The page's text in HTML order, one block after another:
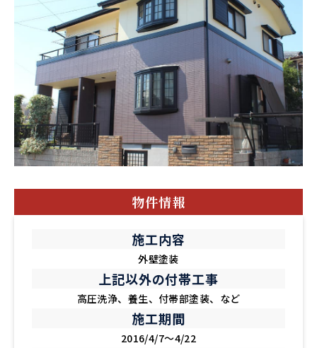
物件情報
施工内容
外壁塗装
上記以外の付帯工事
高圧洗浄、養生、付帯部塗装、など
施工期間
2016/4/7～4/22